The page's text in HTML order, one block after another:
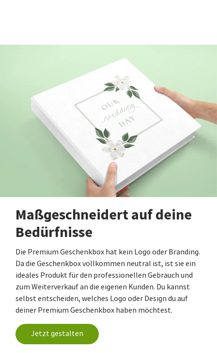
Maßgeschneidert auf deine
Bedürfnisse
Die Premium Geschenkbox hat kein Logo oder Branding.
Da die Geschenkbox vollkommen neutral ist, ist sie ein
ideales Produkt für den professionellen Gebrauch und
zum Weiterverkauf an die eigenen Kunden. Du kannst
selbst entscheiden, welches Logo oder Design du auf
deiner Premium Geschenkbox haben möchtest.
Jetzt gestalten